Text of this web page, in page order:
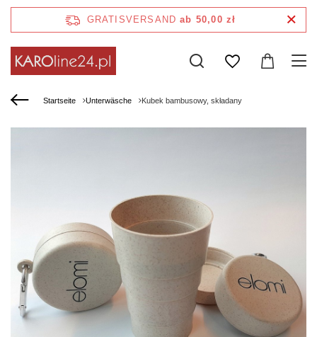
GRATISVERSAND ab 50,00 zł
Startseite Unterwäsche Kubek bambusowy, składany